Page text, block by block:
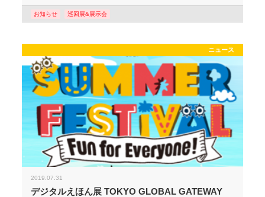
お知らせ 巡回展&展示会
ニュース
2019.07.31
デジタルえほん展 TOKYO GLOBAL GATEWAY